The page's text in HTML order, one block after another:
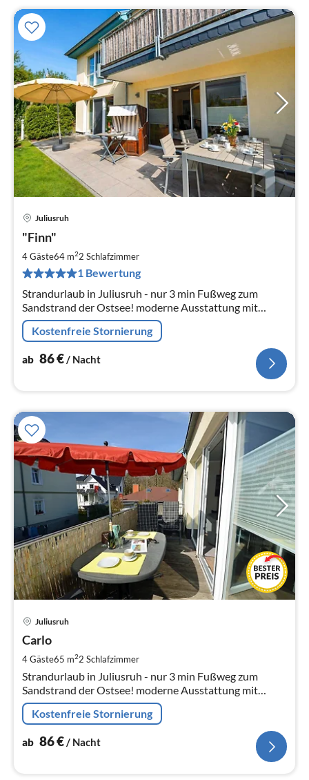
Juliusruh
"Finn"
4 Gäste64 m22 Schlafzimmer
1 Bewertung
Strandurlaub in Juliusruh - nur 3 min Fußweg zum
Sandstrand der Ostsee! moderne Ausstattung mit
großer Terrasse, bis 4 Personen mit 2 Schlafzimmer
Kostenfreie Stornierung
ab 86€/ Nacht
Juliusruh
Carlo
4 Gäste65 m22 Schlafzimmer
Strandurlaub in Juliusruh - nur 3 min Fußweg zum
Sandstrand der Ostsee! moderne Ausstattung mit
Balkon, WLAN, bis 4 Personen mit 2 Schlafzimmer
Kostenfreie Stornierung
ab 86€/ Nacht